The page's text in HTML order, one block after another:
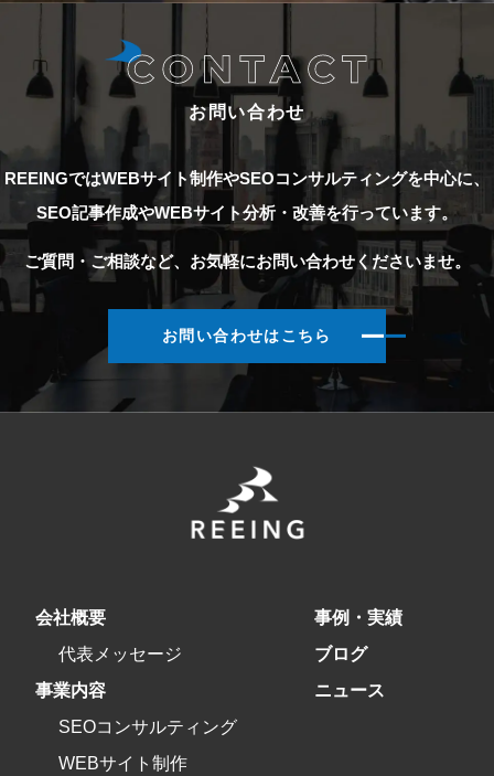
お問い合わせ
REEINGではWEBサイト制作やSEOコンサルティングを中心に、
SEO記事作成やWEBサイト分析・改善を行っています。
ご質問・ご相談など、お気軽にお問い合わせくださいませ。
お問い合わせはこちら
会社概要
代表メッセージ
事業内容
SEOコンサルティング
WEBサイト制作
事例・実績
ブログ
ニュース